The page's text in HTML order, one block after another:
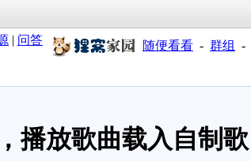
| 问答
随便看看 - 群组 -
播放歌曲载入自制歌